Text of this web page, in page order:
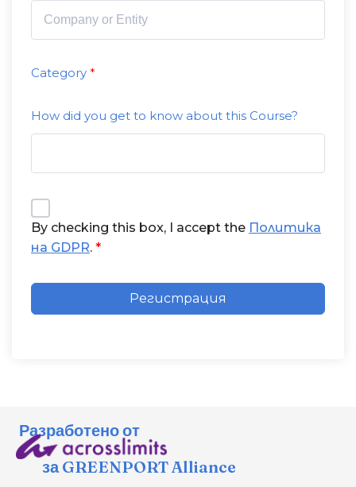
Category
How did you get to know about this Course?
By checking this box, I accept the Политика
на GDPR.
Регистрация
Разработено от
за GREENPORT Alliance